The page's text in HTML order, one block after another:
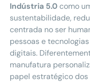
Indústria 5.0 como
sustentabilidade,
centrada no ser
pessoas e
digitais.
manufatura
papel estratégico dos